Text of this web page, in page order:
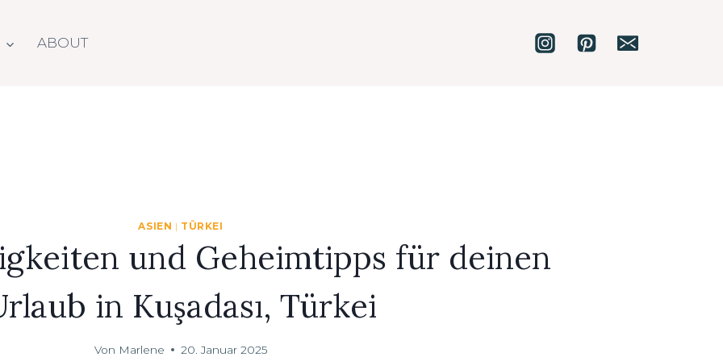
ABOUT
ASIEN | TÜRKEI
und Geheimtipps für deinen
in Kuşadası, Türkei
Von Marlene 20. Januar 2025